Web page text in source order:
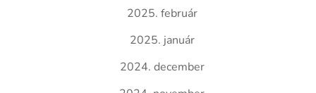
2025. február
2025. január
2024. december